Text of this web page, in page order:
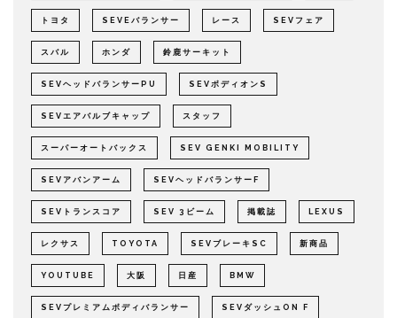
トヨタ SEVEバランサー レース SEVフェア
スバル ホンダ 鈴鹿サーキット
SEVヘッドバランサーPU SEVボディオンS
SEVエアバルブキャップ スタッフ
スーパーオートバックス SEV GENKI MOBILITY
SEVアバンアーム SEVヘッドバランサーF
SEVトランスコア SEV 3ビーム 掲載誌 LEXUS
レクサス TOYOTA SEVブレーキSC 新商品
YOUTUBE 大阪 日産 BMW
SEVプレミアムボディバランサー SEVダッシュON F